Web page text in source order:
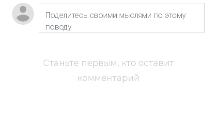
Станьте первым, кто оставит
комментарий